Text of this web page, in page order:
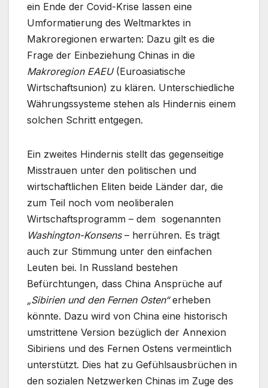
ein Ende der Covid-Krise lassen eine
Umformatierung des Weltmarktes in
Makroregionen erwarten: Dazu gilt es die
Frage der Einbeziehung Chinas in die
Makroregion EAEU(Euroasiatische
Wirtschaftsunion) zu klären. Unterschiedliche
Währungssysteme stehen als Hindernis einem
solchen Schritt entgegen.
Ein zweites Hindernis stellt das gegenseitige
Misstrauen unter den politischen und
wirtschaftlichen Eliten beide Länder dar, die
zum Teil noch vom neoliberalen
Wirtschaftsprogramm – dem sogenannten
Washington-Konsens– herrühren. Es trägt
auch zur Stimmung unter den einfachen
Leuten bei. In Russland bestehen
Befürchtungen, dass China Ansprüche auf
„Sibirien und den Fernen Osten“erheben
könnte. Dazu wird von China eine historisch
umstrittene Version bezüglich der Annexion
Sibiriens und des Fernen Ostens vermeintlich
unterstützt. Dies hat zu Gefühlsausbrüchen in
den sozialen Netzwerken Chinas im Zuge des